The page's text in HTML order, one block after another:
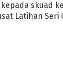
skuad
Latihan Seri